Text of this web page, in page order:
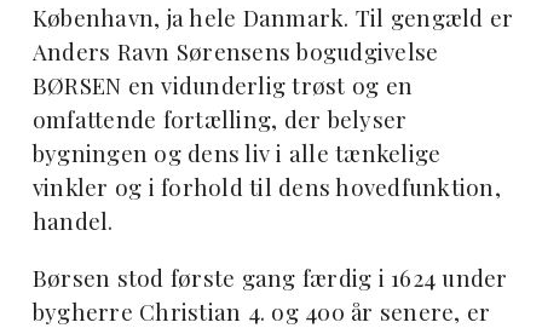
København, ja hele Danmark. Til gengæld er
Anders Ravn Sørensens bogudgivelse
BØRSEN en vidunderlig trøst og en
omfattende fortælling, der belyser
bygningen og dens liv i alle tænkelige
vinkler og i forhold til dens hovedfunktion,
handel.
Børsen stod første gang færdig i 1624 under
bygherre Christian 4. og 400 år senere, er